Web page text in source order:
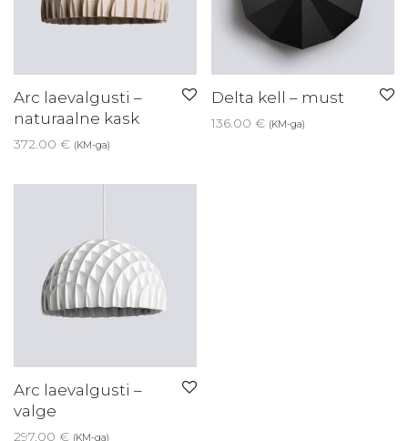
Arc laevalgusti –
naturaalne kask
372.00 € (KM-ga)
Delta kell – must
136.00 € (KM-ga)
Arc laevalgusti –
valge
297.00 € (KM-ga)